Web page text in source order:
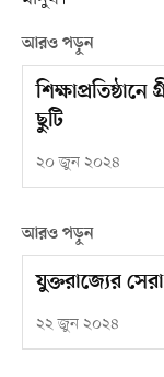
আরও পড়ুন
ছুটি
২০ জুন ২০২৪
আরও পড়ুন
যুক্তরাজ্যের
২২ জুন ২০২৪